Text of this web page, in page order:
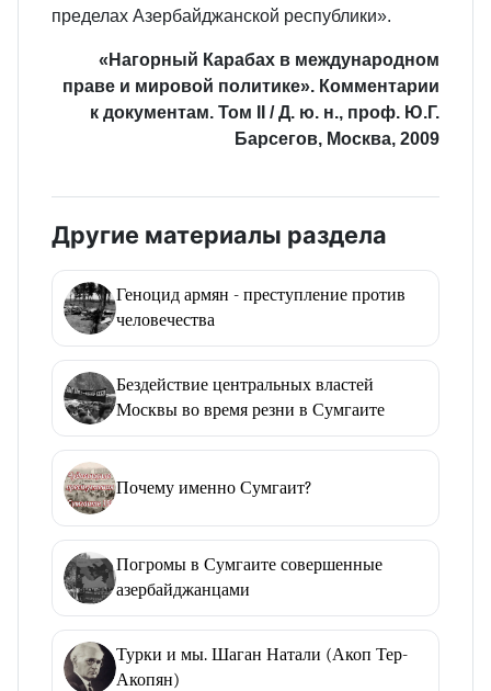
пределах Азербайджанской республики».
«Нагорный Карабах в международном
праве и мировой политике». Комментарии
к документам. Том II / Д. ю. н., проф. Ю.Г.
Барсегов, Москва, 2009
Другие материалы раздела
Геноцид армян - преступление против
человечества
Бездействие центральных властей
Москвы во время резни в Сумгаите
Почему именно Сумгаит?
Погромы в Сумгаите совершенные
азербайджанцами
Турки и мы. Шаган Натали (Акоп Тер-
Акопян)